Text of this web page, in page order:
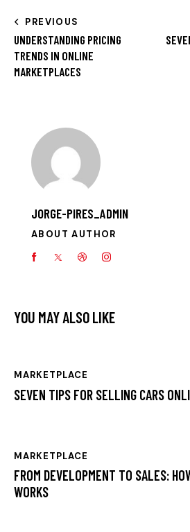
PREVIOUS
UNDERSTANDING PRICING
TRENDS IN ONLINE
MARKETPLACES
JORGE-PIRES_ADMIN
ABOUT AUTHOR
YOU MAY ALSO LIKE
MARKETPLACE
SEVEN TIPS FOR SELLING CARS
MARKETPLACE
FROM DEVELOPMENT TO SALES:
WORKS